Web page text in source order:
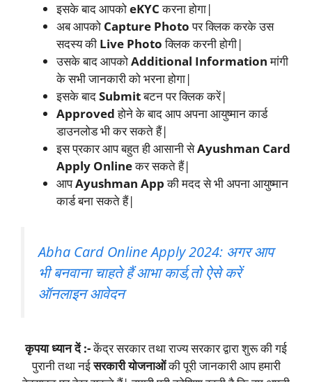
इसके बाद आपकोeKYCकरना होगा|
अब आपको Capture Photoपर क्लिक करके उस
सदस्य की Live Photoक्लिक करनी होगी|
उसके बाद आपकोAdditional Informationमांगी
के सभी जानकारी को भरना होगा|
इसके बादSubmitबटन पर क्लिक करें|
Approvedहोने के बाद आप अपना आयुष्मान कार्ड
डाउनलोड भी कर सकते हैं|
इस प्रकार आप बहुत ही आसानी सेAyushman Card
Apply Onlineकर सकते हैं|
आपAyushman Appकी मदद से भी अपना आयुष्मान
कार्ड बना सकते हैं|
Abha Card Online Apply 2024: अगर आप
भी बनवाना चाहते हैं आभा कार्ड,तो ऐसे करें
ऑनलाइन आवेदन
कृपया ध्यान दें :-केंद्र सरकार तथा राज्य सरकार द्वारा शुरू की गई
पुरानी तथा नईसरकारी योजनाओंकी पूरी जानकारी आप हमारी